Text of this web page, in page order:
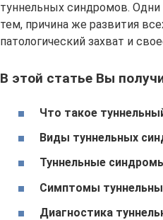
туннельных синдромов. Одни
тем, причина же развития
патологический захват и
В этой статье Вы
Что такое
Виды туннельных
Туннельные
Симптомы
Диагностика